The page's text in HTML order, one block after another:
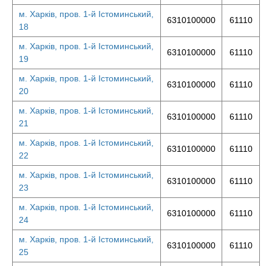
м. Харків, пров. 1-й Істоминський,
18
6310100000 61110
м. Харків, пров. 1-й Істоминський,
19
6310100000 61110
м. Харків, пров. 1-й Істоминський,
20
6310100000 61110
м. Харків, пров. 1-й Істоминський,
21
6310100000 61110
м. Харків, пров. 1-й Істоминський,
22
6310100000 61110
м. Харків, пров. 1-й Істоминський,
23
6310100000 61110
м. Харків, пров. 1-й Істоминський,
24
6310100000 61110
м. Харків, пров. 1-й Істоминський,
25
6310100000 61110